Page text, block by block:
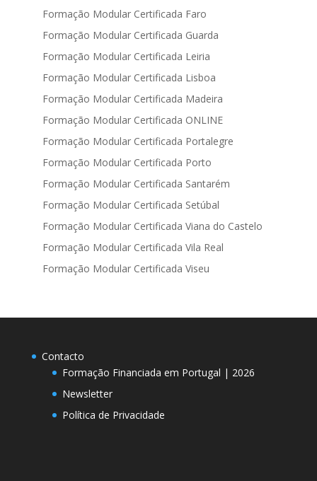
Formação Modular Certificada Faro
Formação Modular Certificada Guarda
Formação Modular Certificada Leiria
Formação Modular Certificada Lisboa
Formação Modular Certificada Madeira
Formação Modular Certificada ONLINE
Formação Modular Certificada Portalegre
Formação Modular Certificada Porto
Formação Modular Certificada Santarém
Formação Modular Certificada Setúbal
Formação Modular Certificada Viana do Castelo
Formação Modular Certificada Vila Real
Formação Modular Certificada Viseu
Contacto
Formação Financiada em Portugal | 2026
Newsletter
Política de Privacidade